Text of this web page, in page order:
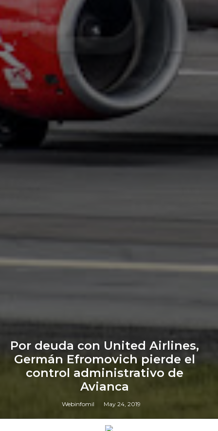
Por deuda con United Airlines,
Germán Efromovich pierde el
control administrativo de
Avianca
Webinfomil May 24, 2019